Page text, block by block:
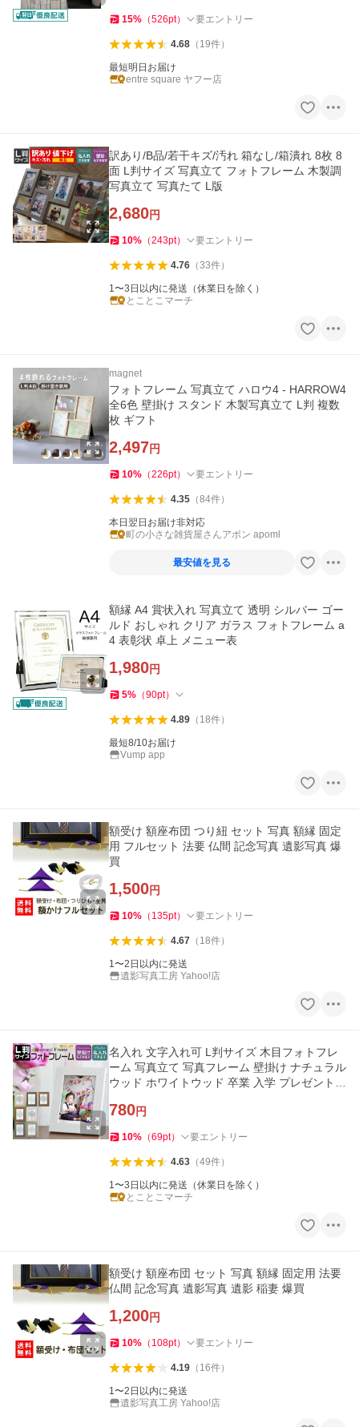
15% （526pt） 要エントリー
4.68（ 19件）
最短明日お届け
entre square ヤフー店
訳あり/B品/若干キズ/汚れ 箱なし/箱潰れ 8枚 8
面 L判サイズ 写真立て フォトフレーム 木製調
写真立て 写真たて L版
2,680円
10% （243pt） 要エントリー
4.76（33件）
1〜3日以内に発送（休業日を除く）
とことこマーチ
magnet
フォトフレーム 写真立て ハロウ4 - HARROW4
全6色 壁掛け スタンド 木製写真立て L判 複数
枚 ギフト
2,497円
10% （226pt） 要エントリー
4.35（84件）
本日翌日お届け非対応
町の小さな雑貨屋さんアポン apoml
最安値を見る
額縁 A4 賞状入れ 写真立て 透明 シルバー ゴー
ルド おしゃれ クリア ガラス フォトフレーム a
4 表彰状 卓上 メニュー表
1,980円
5% （90pt）
4.89（ 18件）
最短8/10お届け
Vump app
額受け 額座布団 つり紐 セット 写真 額縁 固定
用 フルセット 法要 仏間 記念写真 遺影写真 爆
買
1,500円
10% （ 135pt） 要エントリー
4.67（ 18件）
1〜2日以内に発送
遺影写真工房 Yahoo!店
名入れ 文字入れ可 L判サイズ 木目フォトフレ
ーム 写真立て 写真フレーム 壁掛け ナチュラル
ウッド ホワイトウッド 卒業 入学 プレゼント
780円
10% （69pt） 要エントリー
4.63（49件）
1〜3日以内に発送（休業日を除く）
とことこマーチ
額受け 額座布団 セット 写真 額縁 固定用 法要
仏間 記念写真 遺影写真 遺影 稲妻 爆買
1,200円
10% （ 108pt） 要エントリー
4.19（ 16件）
1〜2日以内に発送
遺影写真工房 Yahoo!店